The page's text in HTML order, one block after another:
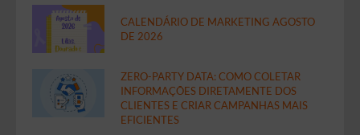
CALENDÁRIO DE MARKETING AGOSTO
DE 2026
ZERO-PARTY DATA: COMO COLETAR
INFORMAÇÕES DIRETAMENTE DOS
CLIENTES E CRIAR CAMPANHAS MAIS
EFICIENTES